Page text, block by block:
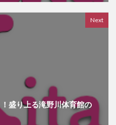
Next
盛り上る滝野川体育館の